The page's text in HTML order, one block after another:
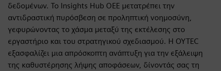
δεδομένων. Το Insights Hub OEE μετατρέπει την
αντιδραστική πυρόσβεση σε προληπτική νοημοσύνη,
γεφυρώνοντας το χάσμα μεταξύ της εκτέλεσης στο
εργαστήριο και του στρατηγικού σχεδιασμού. Η OYTEC
εξασφαλίζει μια απρόσκοπτη ανάπτυξη για την εξάλειψη
της καθυστέρησης λήψης αποφάσεων, δίνοντάς σας τη